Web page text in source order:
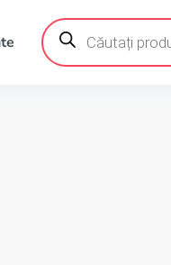
Products
search